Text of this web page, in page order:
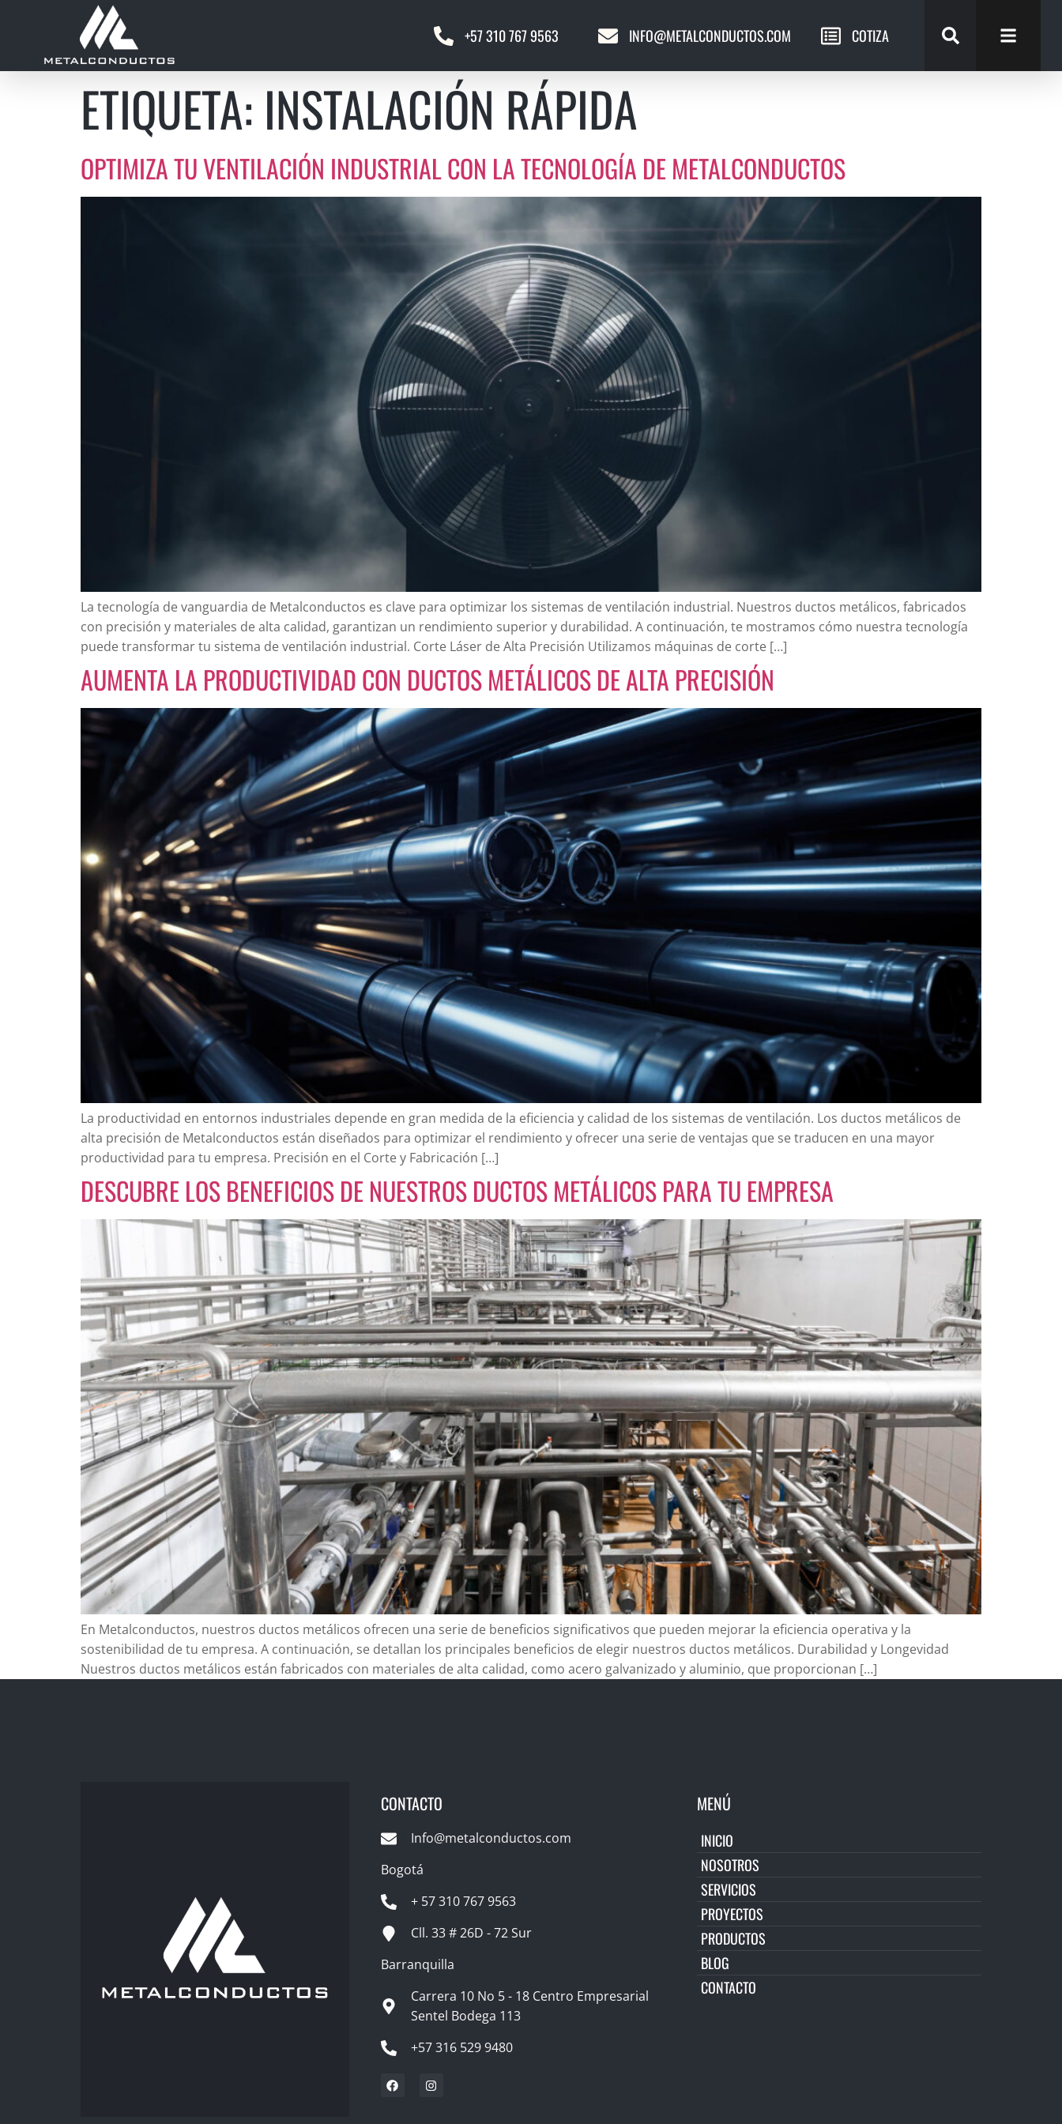
+57 310 767 9563 INFO@METALCONDUCTOS.COM COTIZA
ETIQUETA: INSTALACIÓN RÁPIDA
OPTIMIZA TU VENTILACIÓN INDUSTRIAL CON LA TECNOLOGÍA DE METALCONDUCTOS
La tecnología de vanguardia de Metalconductos es clave para optimizar los sistemas de ventilación industrial. Nuestros ductos metálicos, fabricados
con precisión y materiales de alta calidad, garantizan un rendimiento superior y durabilidad. A continuación, te mostramos cómo nuestra tecnología
puede transformar tu sistema de ventilación industrial. Corte Láser de Alta Precisión Utilizamos máquinas de corte […]
AUMENTA LA PRODUCTIVIDAD CON DUCTOS METÁLICOS DE ALTA PRECISIÓN
La productividad en entornos industriales depende en gran medida de la eficiencia y calidad de los sistemas de ventilación. Los ductos metálicos de
alta precisión de Metalconductos están diseñados para optimizar el rendimiento y ofrecer una serie de ventajas que se traducen en una mayor
productividad para tu empresa. Precisión en el Corte y Fabricación […]
DESCUBRE LOS BENEFICIOS DE NUESTROS DUCTOS METÁLICOS PARA TU EMPRESA
En Metalconductos, nuestros ductos metálicos ofrecen una serie de beneficios significativos que pueden mejorar la eficiencia operativa y la
sostenibilidad de tu empresa. A continuación, se detallan los principales beneficios de elegir nuestros ductos metálicos. Durabilidad y Longevidad
Nuestros ductos metálicos están fabricados con materiales de alta calidad, como acero galvanizado y aluminio, que proporcionan […]
CONTACTO
Info@metalconductos.com
Bogotá
+ 57 310 767 9563
Cll. 33 # 26D - 72 Sur
Barranquilla
Carrera 10 No 5 - 18 Centro Empresarial
Sentel Bodega 113
+57 316 529 9480
MENÚ
INICIO
NOSOTROS
SERVICIOS
PROYECTOS
PRODUCTOS
BLOG
CONTACTO